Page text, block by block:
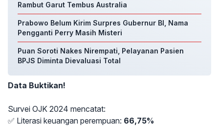
Rambut Garut Tembus Australia
Prabowo Belum Kirim Surpres Gubernur BI, Nama
Pengganti Perry Masih Misteri
Puan Soroti Nakes Nirempati, Pelayanan Pasien
BPJS Diminta Dievaluasi Total
Data Buktikan!
Survei OJK 2024 mencatat:
✅ Literasi keuangan perempuan: 66,75%